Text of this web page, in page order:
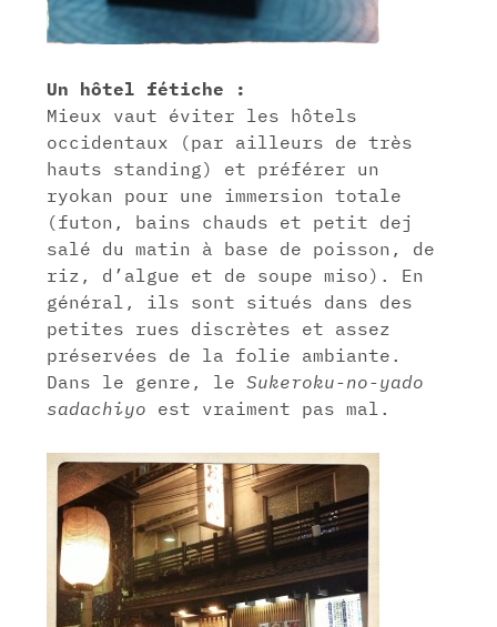
Un hôtel fétiche :
Mieux vaut éviter les hôtels
occidentaux (par ailleurs de très
hauts standing) et préférer un
ryokan pour une immersion totale
(futon, bains chauds et petit dej
salé du matin à base de poisson, de
riz, d’algue et de soupe miso). En
général, ils sont situés dans des
petites rues discrètes et assez
préservées de la folie ambiante.
Dans le genre, leSukeroku-no-yado
sadachiyo est vraiment pas mal.